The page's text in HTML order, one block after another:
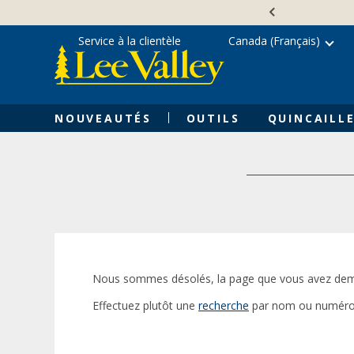
content
NOUVEAUTÉS OUTILS
Service à la clientèle Canada (Français)
Nous sommes désolés, la page que vous avez
Effectuez plutôt une recherche par nom ou